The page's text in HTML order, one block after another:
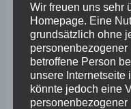
Wir freuen uns sehr
Homepage. Eine
grundsätzlich ohne
betroffene Person
unsere Internetseite
könnte jedoch eine